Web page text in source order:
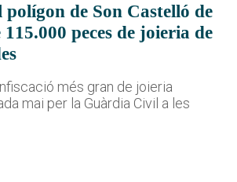
de Son Castelló de
115.000 peces de joieria de
més gran de joieria
mai per la Guàrdia Civil a les